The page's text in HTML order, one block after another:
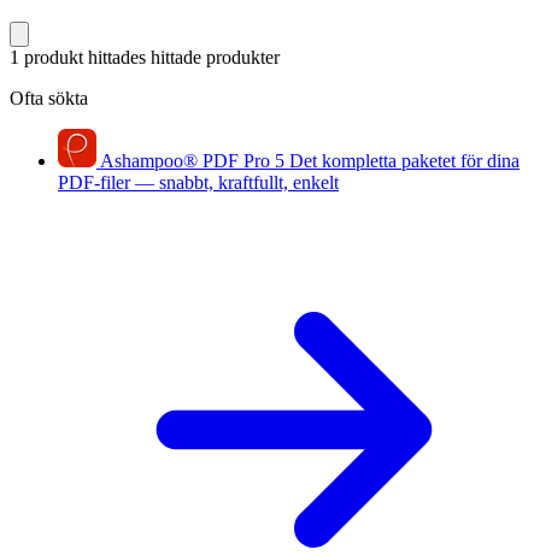
1 produkt hittades hittade produkter
Ofta sökta
Ashampoo® PDF Pro 5 Det kompletta paketet för dina
PDF-filer — snabbt, kraftfullt, enkelt